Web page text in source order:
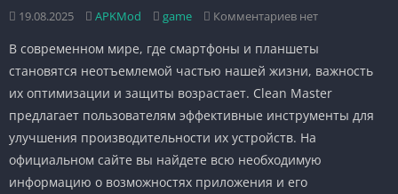
19.08.2025 APKMod game Комментариев нет
В современном мире, где смартфоны и планшеты
становятся неотъемлемой частью нашей жизни, важность
их оптимизации и защиты возрастает. Clean Master
предлагает пользователям эффективные инструменты для
улучшения производительности их устройств. На
официальном сайте вы найдете всю необходимую
информацию о возможностях приложения и его